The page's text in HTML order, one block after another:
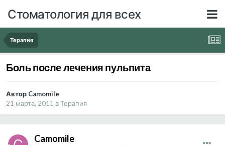
Стоматология для всех
Терапия
Боль после лечения пульпита
Автор Camomile
21 марта, 2011 вТерапия
Camomile